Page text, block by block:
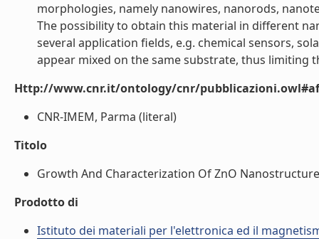
morphologies, namely nanowires, nanorods,
The possibility to obtain this material in different
several application fields, e.g. chemical sensors,
appear mixed on the same substrate, thus
Http://www.cnr.it/ontology/cnr/
CNR-IMEM, Parma (literal)
Titolo
Growth And Characterization Of ZnO
Prodotto di
Istituto dei materiali per l'elettronica ed il